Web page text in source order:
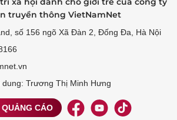
truyền thông VietNamNet
số 156 ngõ Xã Đàn 2, Đống Đa, Hà Nội
Trương Thị Minh Hưng
QUẢNG CÁO